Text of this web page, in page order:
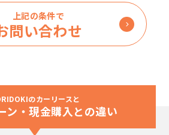
上記の条件で
問い合わせ
のカーリースと
ン・現金購入との違い